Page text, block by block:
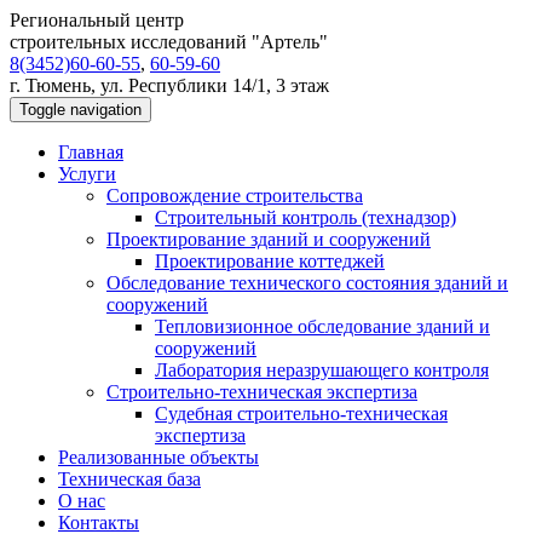
Региональный центр
строительных исследований "Артель"
8(3452)60-60-55, 60-59-60
г. Тюмень, ул. Республики 14/1, 3 этаж
Toggle navigation
Главная
Услуги
Сопровождение строительства
Строительный контроль (технадзор)
Проектирование зданий и сооружений
Проектирование коттеджей
Обследование технического состояния зданий и
сооружений
Тепловизионное обследование зданий и
сооружений
Лаборатория неразрушающего контроля
Строительно-техническая экспертиза
Судебная строительно-техническая
экспертиза
Реализованные объекты
Техническая база
О нас
Контакты